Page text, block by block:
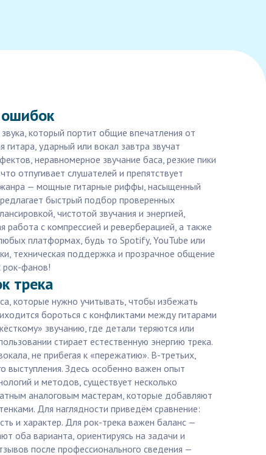
ошибок
который портит общие впечатления от
ударный или вокал завтра звучат
неравномерное звучание баса, резкие пики
отпугивает слушателей и препятствует
жанра — мощные гитарные риффы, насыщенный
быстрый подбор проверенных
чистотой звучания и энергией,
работа с компрессией и реверберацией, а также
платформах, будь то Spotify, YouTube или
техническая поддержка и прозрачное общение
рок-фанов!
трека
которые нужно учитывать, чтобы избежать
бороться с конфликтами между гитарами
звучанию, где детали теряются или
стирает естественную энергию трека.
не прибегая к «пережатию». В-третьих,
выступления. Здесь особенно важен опыт
и методов, существует несколько
аналоговым мастерам, которые добавляют
Для наглядности приведём сравнение:
и характер. Для рок-трека важен баланс —
оба варианта, ориентируясь на задачи и
после профессионального сведения —